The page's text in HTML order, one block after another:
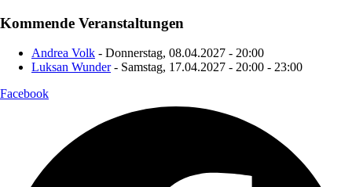
Kommende Veranstaltungen
Andrea Volk - Donnerstag, 08.04.2027 - 20:00
Luksan Wunder- Samstag, 17.04.2027 - 20:00 - 23:00
Facebook